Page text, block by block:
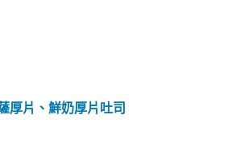
厚片、鮮奶厚片吐司